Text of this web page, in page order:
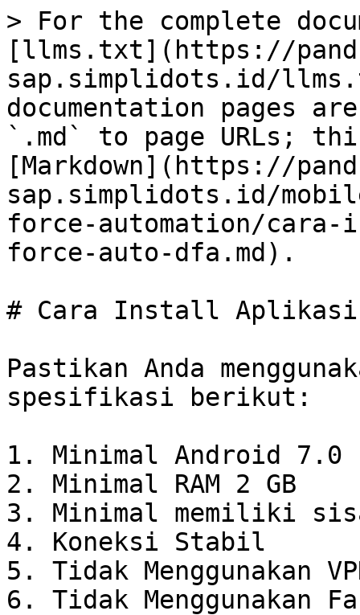
> For the complete
[llms.txt](https://
sap.simplidots.id/
documentation pages
`.md` to page URLs;
[Markdown](https://
sap.simplidots.id/
force-automation/
force-auto-dfa.md).
# Cara Install Aplikasi
Pastikan Anda
spesifikasi berikut:
1. Minimal Android 7.0
2. Minimal RAM 2 GB
3. Minimal memiliki sisa
4. Koneksi Stabil
5. Tidak Menggunakan
6. Tidak Menggunakan